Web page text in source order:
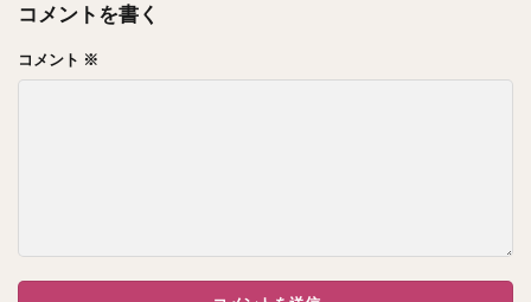
コメントを書く
コメント ※